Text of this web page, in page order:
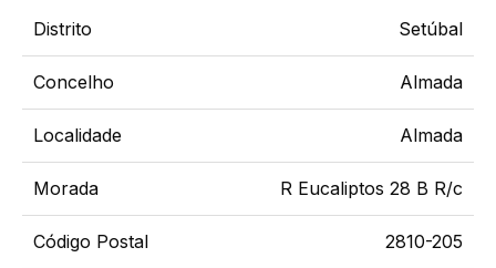
Distrito Setúbal
Concelho Almada
Localidade Almada
Morada R Eucaliptos 28 B R/c
Código Postal 2810-205